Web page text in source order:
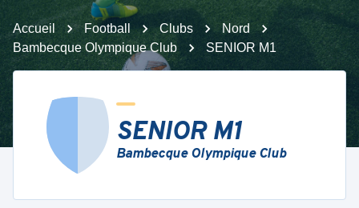
Accueil Football Clubs
Nord
Bambecque Olympique Club
SENIOR M1
SENIOR M1
Bambecque Olympique Club